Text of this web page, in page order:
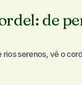
de
rios serenos, vê o